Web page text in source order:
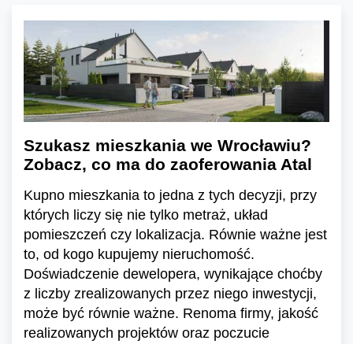
Szukasz mieszkania we Wrocławiu?
Zobacz, co ma do zaoferowania Atal
Kupno mieszkania to jedna z tych decyzji, przy
których liczy się nie tylko metraż, układ
pomieszczeń czy lokalizacja. Równie ważne jest
to, od kogo kupujemy nieruchomość.
Doświadczenie dewelopera, wynikające choćby
z liczby zrealizowanych przez niego inwestycji,
może być równie ważne. Renoma firmy, jakość
realizowanych projektów oraz poczucie